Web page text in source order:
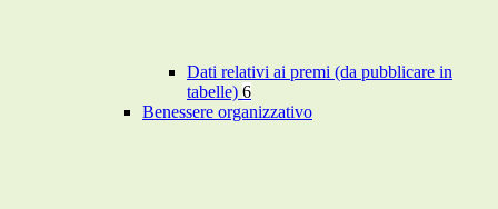
Dati relativi ai premi (da pubblicare in
tabelle) 6
Benessere organizzativo